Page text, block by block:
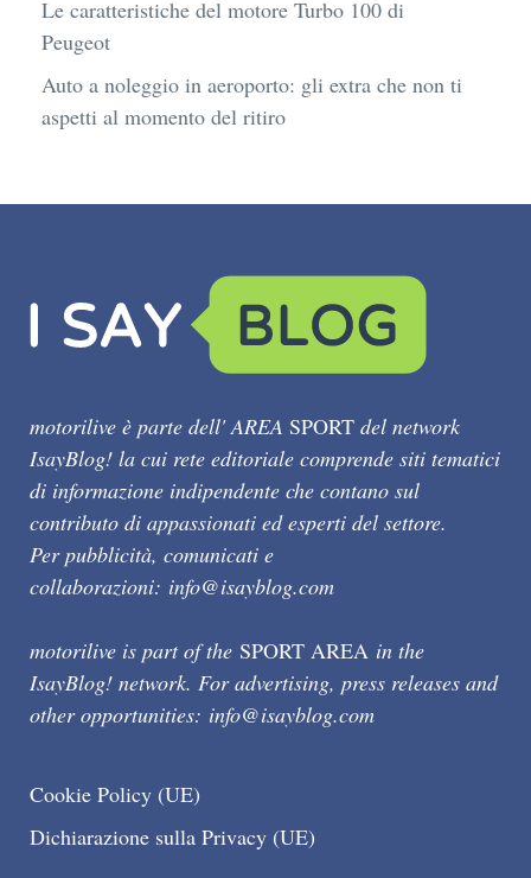
Le caratteristiche del motore Turbo 100 di
Peugeot
Auto a noleggio in aeroporto: gli extra che non ti
aspetti al momento del ritiro
motorilive è parte dell' AREA SPORT del network
IsayBlog! la cui rete editoriale comprende siti tematici
di informazione indipendente che contano sul
contributo di appassionati ed esperti del settore.
Per pubblicità, comunicati e
collaborazioni: info@isayblog.com
motorilive is part of the SPORT AREA in the
IsayBlog! network. For advertising, press releases and
other opportunities: info@isayblog.com
Cookie Policy (UE)
Dichiarazione sulla Privacy (UE)